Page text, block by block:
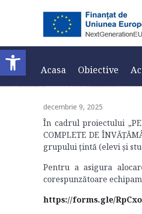
Deschide bara de unelte
Acasa Obiective
Anunț
decembrie 9, 2025
În cadrul proiectului
COMPLETE DE
grupului țintă (elevi și
Pentru a asigura
corespunzătoare
https://forms.gle/